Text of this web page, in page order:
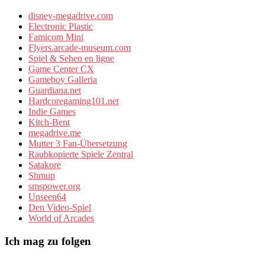
disney-megadrive.com
Electronic Plastic
Famicom Mini
Flyers.arcade-museum.com
Spiel & Sehen en ligne
Game Center CX
Gameboy Galleria
Guardiana.net
Hardcoregaming101.net
Indie Games
Kitch-Bent
megadrive.me
Mutter 3 Fan-Übersetzung
Raubkopierte Spiele Zentral
Satakore
Shmup
smspower.org
Unseen64
Den Video-Spiel
World of Arcades
Ich mag zu folgen